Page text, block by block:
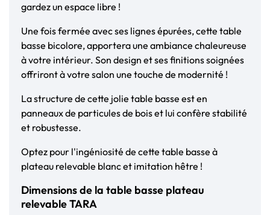
gardez un espace libre !
Une fois fermée avec ses lignes épurées, cette table
basse bicolore, apportera une ambiance chaleureuse
à votre intérieur. Son design et ses finitions soignées
offriront à votre salon une touche de modernité !
La structure de cette jolie table basse est en
panneaux de particules de bois et lui confère stabilité
et robustesse.
Optez pour l'ingéniosité de cette table basse à
plateau relevable blanc et imitation hêtre !
Dimensions de la table basse plateau
relevable TARA